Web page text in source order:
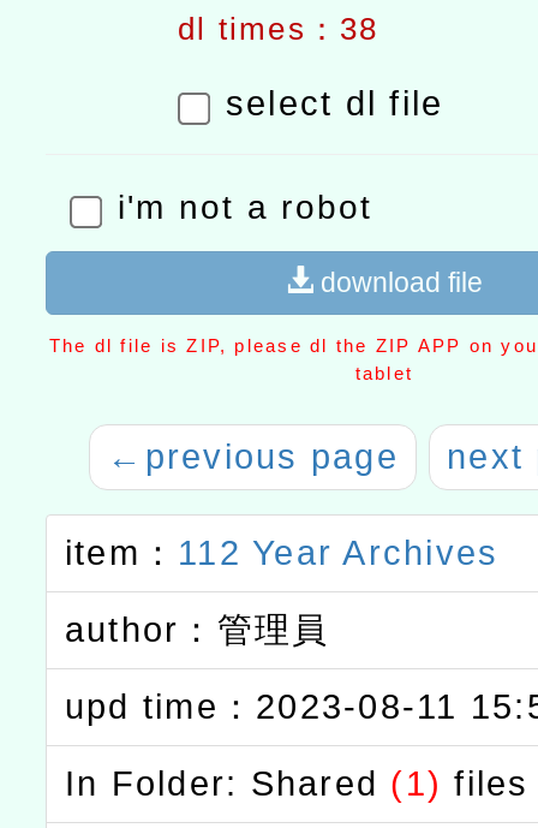
dl times：38
select dl file
i'm not a robot
download file
The dl file is ZIP, please dl the ZIP APP on
tablet
← previous page next
item： 112 Year Archives
author：管理員
upd time：2023-08-11
In Folder: Shared (1) files